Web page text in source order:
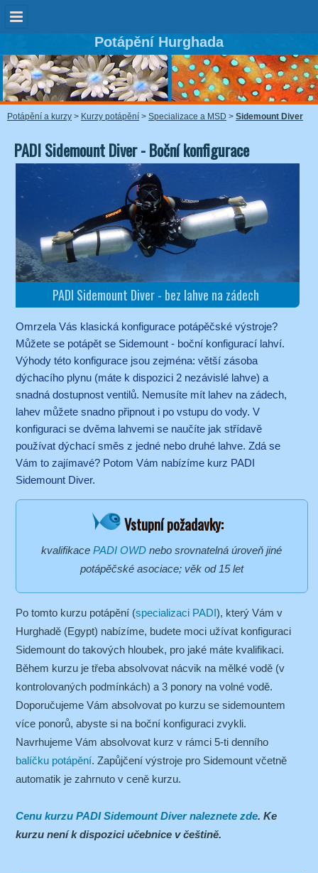
Potápění Hurghada
Potápění a kurzy > Kurzy potápění > Specializace a MSD > Sidemount Diver
PADI Sidemount Diver - Boční konfigurace
PADI Sidemount Diver - bez lahve na zádech
Omrzela Vás klasická konfigurace potápěčské výstroje?
Můžete se potápět se Sidemount - boční konfigurací lahví.
Výhody této konfigurace jsou zejména: větší zásoba
dýchacího plynu (máte k dispozici 2 nezávislé lahve) a
snadná dostupnost ventilů. Nemusíte mít lahev na zádech,
lahev můžete snadno připnout i po vstupu do vody. V
konfiguraci se dvěma lahvemi se naučíte jak střídavě
používat dýchací směs z jedné nebo druhé lahve. Zdá se
Vám to zajímavé? Potom Vám nabízíme kurz PADI
Sidemount Diver.
Vstupní požadavky:
kvalifikacePADI OWD nebo srovnatelná úroveň jiné
potápěčské asociace; věk od 15 let
Po tomto kurzu potápění (specializaci PADI), který Vám v
Hurghadě (Egypt) nabízíme, budete moci užívat konfiguraci
Sidemount do takových hloubek, pro jaké máte kvalifikaci.
Během kurzu je třeba absolvovat nácvik na mělké vodě (v
kontrolovaných podmínkách) a 3 ponory na volné vodě.
Doporučujeme Vám absolvovat po kurzu se sidemountem
více ponorů, abyste si na boční konfiguraci zvykli.
Navrhujeme Vám absolvovat kurz v rámci 5-ti denního
balíčku potápění. Zapůjčení výstroje pro Sidemount včetně
automatik je zahrnuto v ceně kurzu.
Cenu kurzu PADI Sidemount Diver naleznete zde. Ke
kurzu není k dispozici učebnice v češtině.